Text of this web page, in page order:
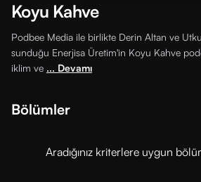
Koyu Kahve
Podbee Media ile birlikte Derin Altan ve Utku
sunduğu Enerjisa Üretim'in Koyu Kahve
iklim ve ... Devamı
Bölümler
Aradığınız kriterlere uygun